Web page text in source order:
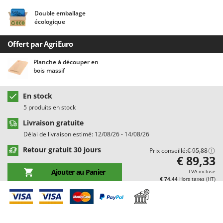
Cisailles à gazon à batterie
Cisailles taille-haies manuelles
Climatiseurs
Compresseurs d'air électriques
Coupe-bordures - Trimmers
Coupe-branches
Couveuses à œufs
D
Débroussailleuses
Découpeurs plasma
Batavia
Benassi
Beper
Berkel
Bertolini Pumps
Besser Vacuum
Bestway
Bissell
Black & Decker
BlackStone
Blue Bird
Double emballage
écologique
Offert par AgriEuro
Planche à découper en
bois massif
En stock
5 produits en stock
Livraison gratuite
Délai de livraison estimé: 12/08/26 - 14/08/26
Retour gratuit 30 jours Prix conseillé:€ 95,88
Ajouter au Panier
€ 89,33
TVA incluse
€ 74,44 Hors taxes (HT)